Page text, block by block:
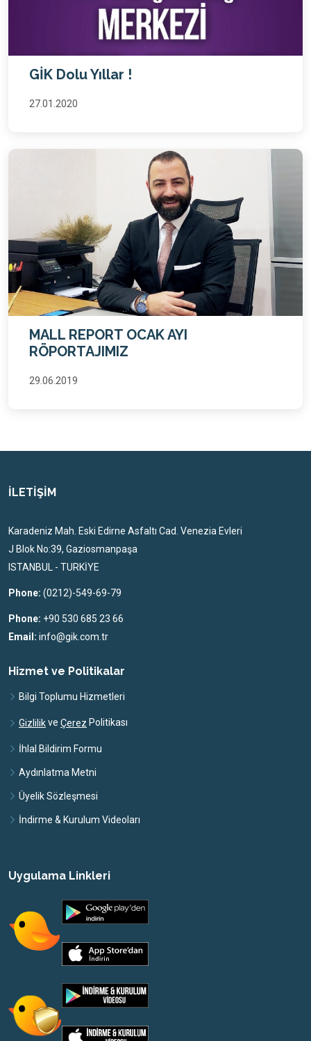
GİK Dolu Yıllar !
27.01.2020
MALL REPORT OCAK AYI
RÖPORTAJIMIZ
29.06.2019
İLETİŞİM
Karadeniz Mah. Eski Edirne Asfaltı Cad. Venezia Evleri
J Blok No:39, Gaziosmanpaşa
ISTANBUL - TURKİYE
Phone: (0212)-549-69-79
Phone: +90 530 685 23 66
Email: info@gik.com.tr
Hizmet ve Politikalar
Bilgi Toplumu Hizmetleri
Gizlilikve Çerez Politikası
İhlal Bildirim Formu
Aydınlatma Metni
Üyelik Sözleşmesi
İndirme & Kurulum Videoları
Uygulama Linkleri